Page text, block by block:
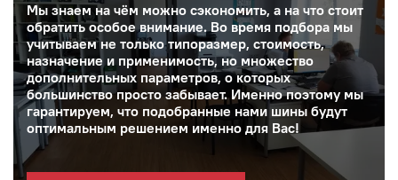
Мы знаем на чём можно сэкономить, а на что стоит
обратить особое внимание. Во время подбора мы
учитываем не только типоразмер, стоимость,
назначение и применимость, но множество
дополнительных параметров, о которых
большинство просто забывает. Именно поэтому мы
гарантируем, что подобранные нами шины будут
оптимальным решением именно для Вас!